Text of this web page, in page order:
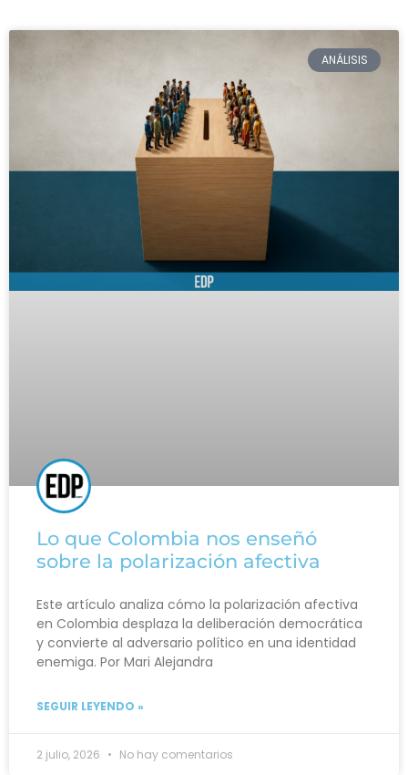
ANÁLISIS
Lo que Colombia nos enseñó
sobre la polarización afectiva
Este artículo analiza cómo la polarización afectiva
en Colombia desplaza la deliberación democrática
y convierte al adversario político en una identidad
enemiga. Por Mari Alejandra
SEGUIR LEYENDO »
2 julio, 2026 No hay comentarios